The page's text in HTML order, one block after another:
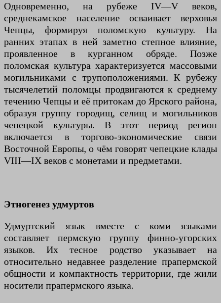
Одновременно, на рубеже IV—V веков,
среднекамское население осваивает верховья
Чепцы, формируя поломскую культуру. На
ранних этапах в ней заметно степное влияние,
проявленное в курганном обряде. Позже
поломская культура характеризуется массовыми
могильниками с трупоположениями. К рубежу
тысячелетий поломцы продвигаются к среднему
течению Чепцы и её притокам до Ярского района,
образуя группу городищ, селищ и могильников
чепецкой культуры. В этот период регион
включается в торгово-экономические связи
Восточной Европы, о чём говорят чепецкие клады
VIII—IX веков с монетами и предметами.
Этногенез удмуртов
Удмуртский язык вместе с коми языками
составляет пермскую группу финно-угорских
языков. Их тесное родство указывает на
относительно недавнее разделение прапермской
общности и компактность территории, где жили
носители прапермского языка.